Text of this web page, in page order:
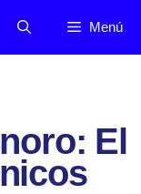
Menú
El